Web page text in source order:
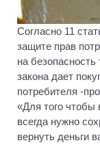
Согласно 11
защите прав
на безопасность
закона дает
потребителя -
«Для того чтобы
всегда нужно
вернуть деньги